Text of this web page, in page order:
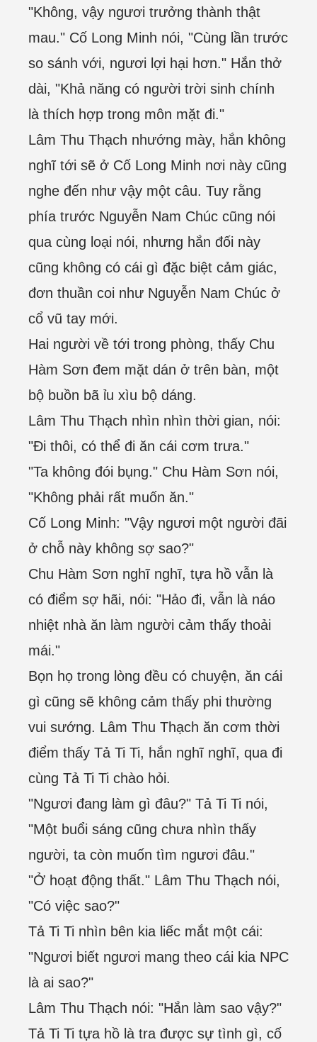
"Không, vậy ngươi trưởng thành thật
mau." Cố Long Minh nói, "Cùng lần trước
so sánh với, ngươi lợi hại hơn." Hắn thở
dài, "Khả năng có người trời sinh chính
là thích hợp trong môn mặt đi."
Lâm Thu Thạch nhướng mày, hắn không
nghĩ tới sẽ ở Cố Long Minh nơi này cũng
nghe đến như vậy một câu. Tuy rằng
phía trước Nguyễn Nam Chúc cũng nói
qua cùng loại nói, nhưng hắn đối này
cũng không có cái gì đặc biệt cảm giác,
đơn thuần coi như Nguyễn Nam Chúc ở
cổ vũ tay mới.
Hai người về tới trong phòng, thấy Chu
Hàm Sơn đem mặt dán ở trên bàn, một
bộ buồn bã ỉu xìu bộ dáng.
Lâm Thu Thạch nhìn nhìn thời gian, nói:
"Đi thôi, có thể đi ăn cái cơm trưa."
"Ta không đói bụng." Chu Hàm Sơn nói,
"Không phải rất muốn ăn."
Cố Long Minh: "Vậy ngươi một người đãi
ở chỗ này không sợ sao?"
Chu Hàm Sơn nghĩ nghĩ, tựa hồ vẫn là
có điểm sợ hãi, nói: "Hảo đi, vẫn là náo
nhiệt nhà ăn làm người cảm thấy thoải
mái."
Bọn họ trong lòng đều có chuyện, ăn cái
gì cũng sẽ không cảm thấy phi thường
vui sướng. Lâm Thu Thạch ăn cơm thời
điểm thấy Tả Ti Ti, hắn nghĩ nghĩ, qua đi
cùng Tả Ti Ti chào hỏi.
"Ngươi đang làm gì đâu?" Tả Ti Ti nói,
"Một buổi sáng cũng chưa nhìn thấy
người, ta còn muốn tìm ngươi đâu."
"Ở hoạt động thất." Lâm Thu Thạch nói,
"Có việc sao?"
Tả Ti Ti nhìn bên kia liếc mắt một cái:
"Ngươi biết ngươi mang theo cái kia NPC
là ai sao?"
Lâm Thu Thạch nói: "Hắn làm sao vậy?"
Tả Ti Ti tựa hồ là tra được sự tình gì, cố